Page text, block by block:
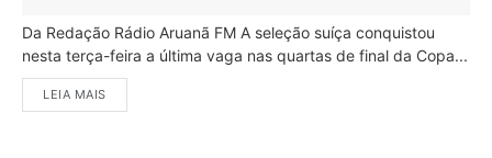
Da Redação Rádio Aruanã FM A seleção suíça conquistou
nesta terça-feira a última vaga nas quartas de final da Copa...
LEIA MAIS